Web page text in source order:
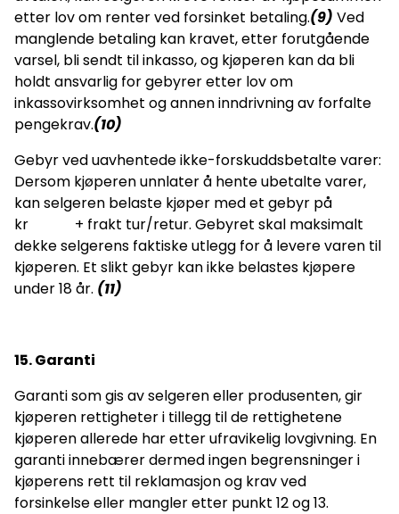
etter lov om renter ved forsinket betaling.(9) Ved
manglende betaling kan kravet, etter forutgående
varsel, bli sendt til inkasso, og kjøperen kan da bli
holdt ansvarlig for gebyrer etter lov om
inkassovirksomhet og annen inndrivning av forfalte
pengekrav.(10)
Gebyr ved uavhentede ikke-forskuddsbetalte varer:
Dersom kjøperen unnlater å hente ubetalte varer,
kan selgeren belaste kjøper med et gebyr på
kr + frakt tur/retur. Gebyret skal maksimalt
dekke selgerens faktiske utlegg for å levere varen til
kjøperen. Et slikt gebyr kan ikke belastes kjøpere
under 18 år. (11)
15. Garanti
Garanti som gis av selgeren eller produsenten, gir
kjøperen rettigheter i tillegg til de rettighetene
kjøperen allerede har etter ufravikelig lovgivning. En
garanti innebærer dermed ingen begrensninger i
kjøperens rett til reklamasjon og krav ved
forsinkelse eller mangler etter punkt 12 og 13.